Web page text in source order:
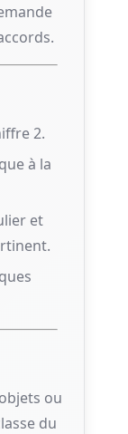
2.
à la
et
ou
du